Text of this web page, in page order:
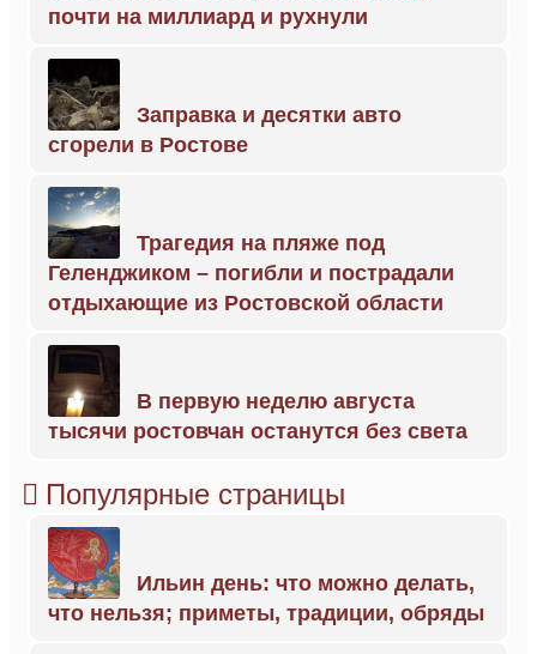
почти на миллиард и рухнули
Заправка и десятки авто
сгорели в Ростове
Трагедия на пляже под
Геленджиком – погибли и пострадали
отдыхающие из Ростовской области
В первую неделю августа
тысячи ростовчан останутся без света
Популярные страницы
Ильин день: что можно делать,
что нельзя; приметы, традиции, обряды